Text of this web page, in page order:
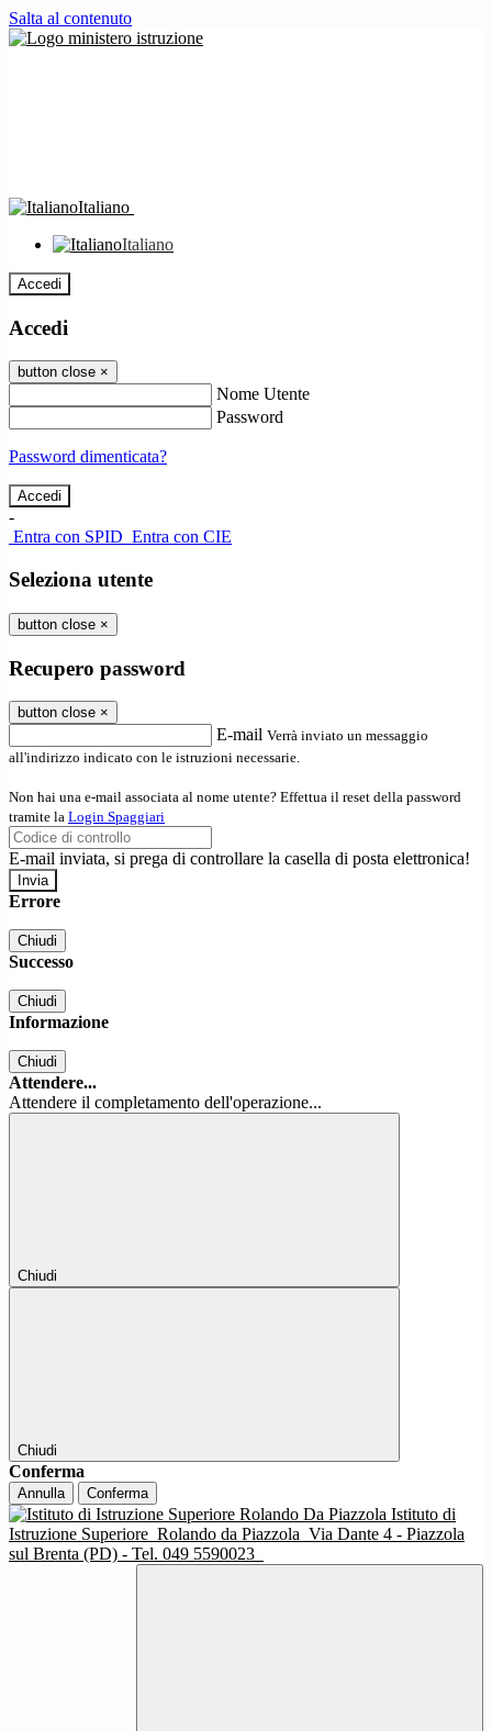
Salta al contenuto
Italiano
Italiano
Accedi
Accedi
button close ×
Nome Utente
Password
Password dimenticata?
-
Entra con SPID Entra con CIE
Seleziona utente
button close ×
Recupero password
button close ×
E-mail Verrà inviato un messaggio
all'indirizzo indicato con le istruzioni necessarie.
Non hai una e-mail associata al nome utente? Effettua il reset della password
tramite la Login Spaggiari
E-mail inviata, si prega di controllare la casella di posta elettronica!
Errore
Chiudi
Successo
Chiudi
Informazione
Chiudi
Attendere...
Attendere il completamento dell'operazione...
Chiudi
Chiudi
Conferma
Annulla Conferma
Istituto di
Istruzione Superiore Rolando da Piazzola Via Dante 4 - Piazzola
sul Brenta (PD) - Tel. 049 5590023